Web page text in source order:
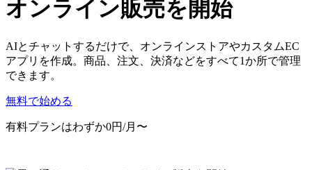
オンライン販売を開始
AIとチャットするだけで、オンラインストアやカスタムEC
アプリを作成。商品、注文、決済などをすべて1か所で管理
できます。
無料で始める
有料プランはわずか0円/月〜